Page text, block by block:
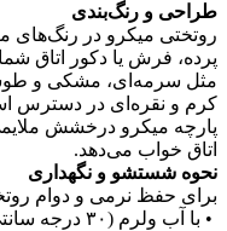
در رنگ‌های متنوعی
یا دکور اتاق شما
مشکی و طوسی تا
در دسترس است.
درخشش ملایمی دارد و
می‌دهد.
و نگهداری
نرمی و دوام روتختی،
• با آب ولرم (۳۰ درجه